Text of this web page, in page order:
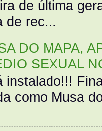
de última
de rec...
DO MAPA,
SEXUAL
instalado!!!
como Musa